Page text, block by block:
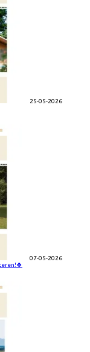
25-05-2026
07-05-2026